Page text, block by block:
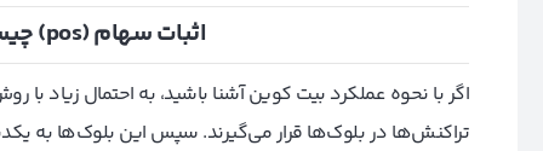
اثبات سهام (pos) چیست و چگونه کار می‌کند؟
اگر با نحوه عملکرد بیت کوین آشنا باشید، به احتمال زیاد با
تراکنش‌ها در بلوک‌ها قرار می‌گیرند. سپس این بلوک‌ها به